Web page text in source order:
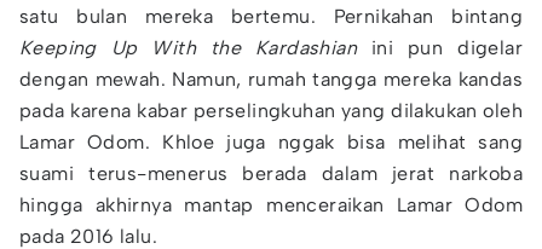
satu bulan mereka bertemu. Pernikahan bintang
Keeping Up With the Kardashianini pun digelar
dengan mewah. Namun, rumah tangga mereka kandas
pada karena kabar perselingkuhan yang dilakukan oleh
Lamar Odom. Khloe juga nggak bisa melihat sang
suami terus-menerus berada dalam jerat narkoba
hingga akhirnya mantap menceraikan Lamar Odom
pada 2016 lalu.